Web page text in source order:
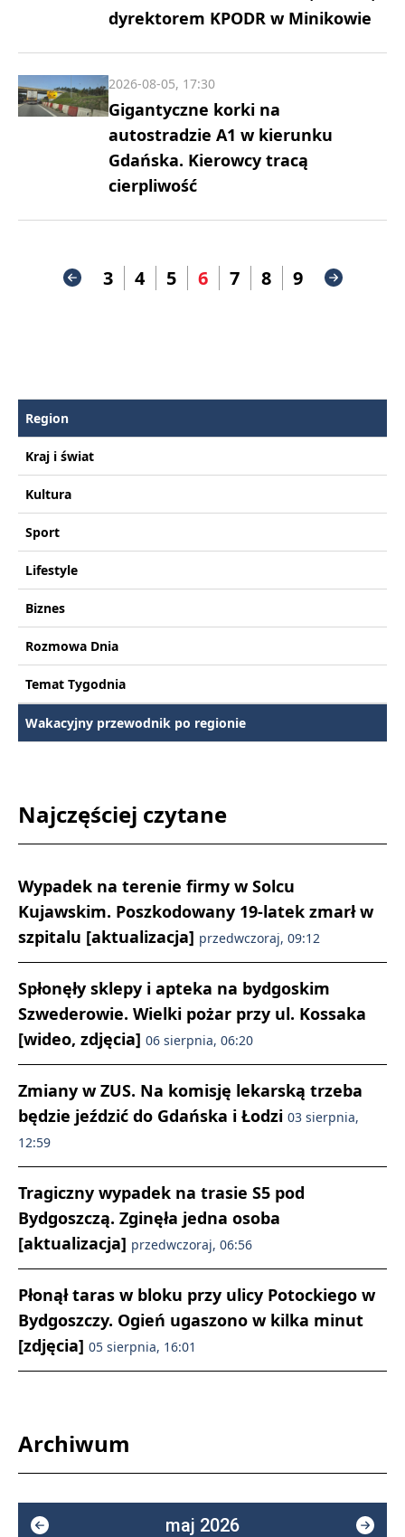
dyrektorem KPODR w Minikowie
Gigantyczne korki na
autostradzie A1 w kierunku
Gdańska. Kierowcy tracą
cierpliwość
2026-08-05, 17:30
3 4 5 6 7 8 9
Region
Kraj i świat
Kultura
Sport
Lifestyle
Biznes
Rozmowa Dnia
Temat Tygodnia
Wakacyjny przewodnik po regionie
Najczęściej czytane
Wypadek na terenie firmy w Solcu
Kujawskim. Poszkodowany 19-latek zmarł w
szpitalu [aktualizacja] przedwczoraj, 09:12
Spłonęły sklepy i apteka na bydgoskim
Szwederowie. Wielki pożar przy ul. Kossaka
[wideo, zdjęcia] 06 sierpnia, 06:20
Zmiany w ZUS. Na komisję lekarską trzeba
będzie jeździć do Gdańska i Łodzi 03 sierpnia,
12:59
Tragiczny wypadek na trasie S5 pod
Bydgoszczą. Zginęła jedna osoba
[aktualizacja] przedwczoraj, 06:56
Płonął taras w bloku przy ulicy Potockiego w
Bydgoszczy. Ogień ugaszono w kilka minut
[zdjęcia] 05 sierpnia, 16:01
Archiwum
maj 2026